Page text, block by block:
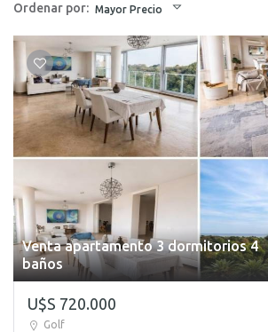
Ordenar por: Mayor Precio
Venta apartamento 3 dormitorios 4
baños
U$S 720.000
Golf